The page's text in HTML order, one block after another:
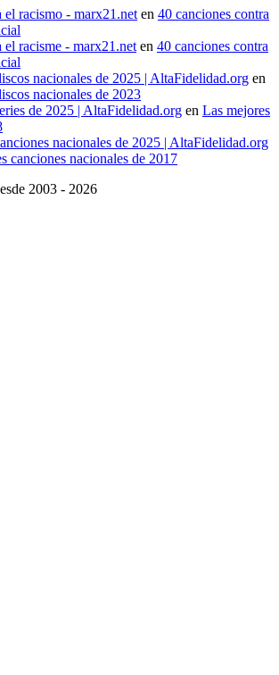
el racismo - marx21.neten 40 canciones contra
el racisme - marx21.neten 40 canciones contra
nacionales de 2025 | AltaFidelidad.org en
nacionales de 2023
de 2025 | AltaFidelidad.org en Las mejores
nacionales de 2025 | AltaFidelidad.org
canciones nacionales de 2017
2003 - 2026